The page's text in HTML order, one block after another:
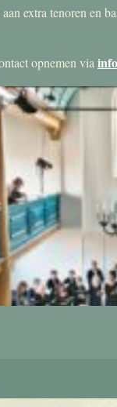
extra tenoren en
opnemen via